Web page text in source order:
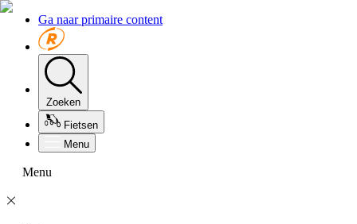
Ga naar primaire content
Zoeken
Fietsen
Menu
Menu